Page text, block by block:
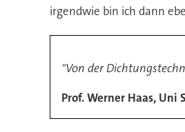
irgendwie bin ich dann
"Von der
Prof. Werner Haas, Uni